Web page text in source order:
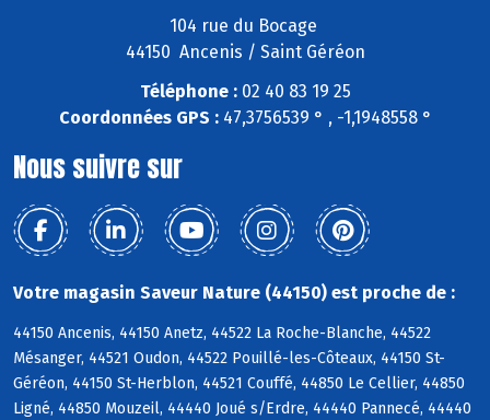
104 rue du Bocage
44150 Ancenis / Saint Géréon
Téléphone :02 40 83 19 25
Coordonnées GPS :47,3756539 ° , -1,1948558 °
Nous suivre sur
Votre magasin Saveur Nature (44150) est proche de :
44150 Ancenis, 44150 Anetz, 44522 La Roche-Blanche, 44522
Mésanger, 44521 Oudon, 44522 Pouillé-les-Côteaux, 44150 St-
Géréon, 44150 St-Herblon, 44521 Couffé, 44850 Le Cellier, 44850
Ligné, 44850 Mouzeil, 44440 Joué s/Erdre, 44440 Pannecé, 44440